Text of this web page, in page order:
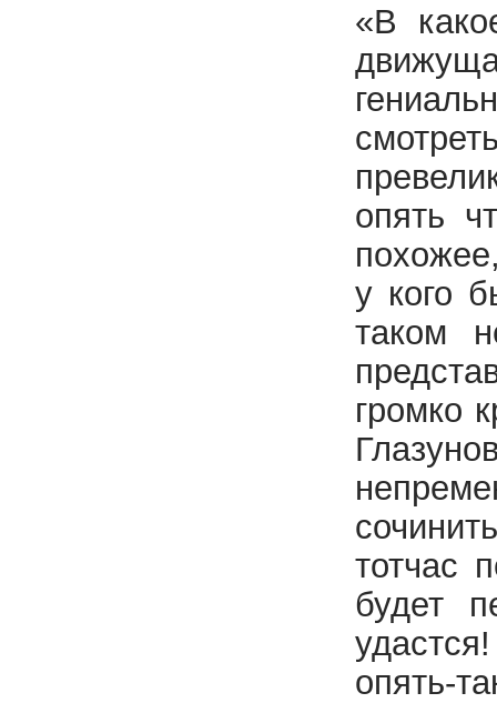
«В
опять
у кого
таком
громко
тотчас
будет
опять-